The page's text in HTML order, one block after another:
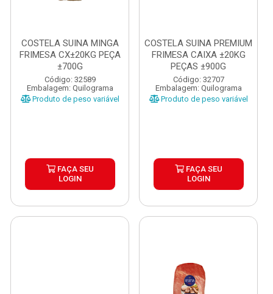
COSTELA SUINA MINGA
FRIMESA CX±20KG PEÇA
±700G
Código: 32589
Embalagem: Quilograma
Produto de peso variável
FAÇA SEU
LOGIN
COSTELA SUINA PREMIUM
FRIMESA CAIXA ±20KG
PEÇAS ±900G
Código: 32707
Embalagem: Quilograma
Produto de peso variável
FAÇA SEU
LOGIN